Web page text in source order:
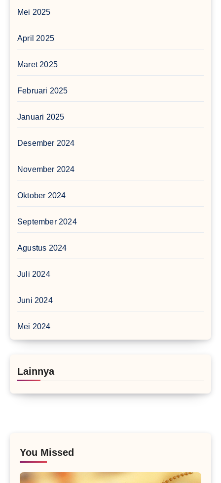
Mei 2025
April 2025
Maret 2025
Februari 2025
Januari 2025
Desember 2024
November 2024
Oktober 2024
September 2024
Agustus 2024
Juli 2024
Juni 2024
Mei 2024
Lainnya
You Missed